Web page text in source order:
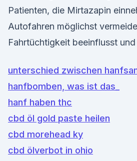
Patienten, die Mirtazapin
Autofahren möglichst
Fahrtüchtigkeit beeinflusst
unterschied zwischen
hanfbomben, was ist das_
hanf haben thc
cbd öl gold paste heilen
cbd morehead ky
cbd ölverbot in ohio